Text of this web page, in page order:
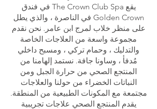
يقع The Crown Club Spa في فندق
Golden Crown في الناصرة ، والذي يطل
على منظر خلاب لمرج ابن عامر. نحن نقدم
مجموعة واسعة من العلاجات الخاصة
والتدليك ، وحمام تركي ، ومسبح داخلي
مُدفأ ، وساونا جافة. نستمد إلهامنا من
المنتجع الصحي من حرارة الجبل ومن
النباتات الخضراء من حولنا والعلاجات
مجتمعة مع المكونات الطبيعية من المنطقة.
يقدم المنتجع الصحي علاجات تجريبية